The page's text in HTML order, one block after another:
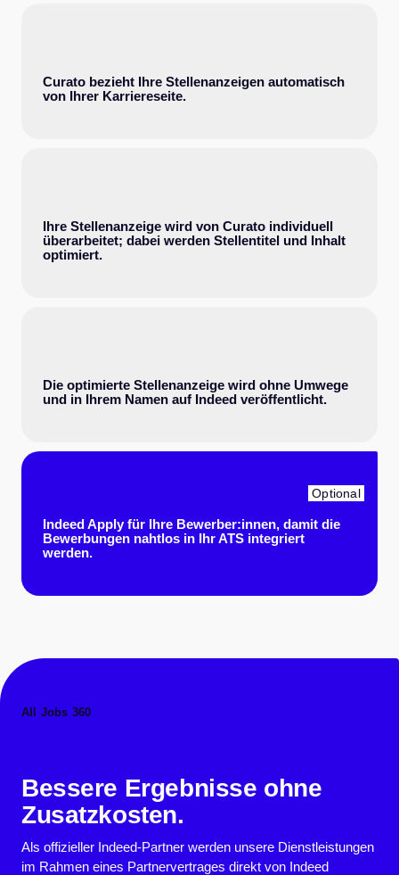
Curato bezieht Ihre Stellenanzeigen automatisch
von Ihrer Karriereseite.
Ihre Stellenanzeige wird von Curato individuell
überarbeitet; dabei werden Stellentitel und Inhalt
optimiert.
Die optimierte Stellenanzeige wird ohne Umwege
und in Ihrem Namen auf Indeed veröffentlicht.
Optional
Indeed Apply für Ihre Bewerber:innen, damit die
Bewerbungen nahtlos in Ihr ATS integriert
werden.
All Jobs 360
Bessere Ergebnisse ohne
Zusatzkosten.
Als offizieller Indeed-Partner werden unsere Dienstleistungen
im Rahmen eines Partnervertrages direkt von Indeed